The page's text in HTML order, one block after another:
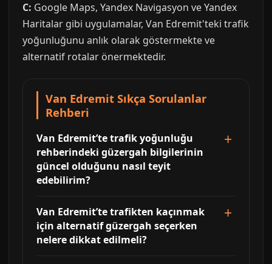
C: Google Maps, Yandex Navigasyon ve Yandex
Haritalar gibi uygulamalar, Van Edremit'teki trafik
yoğunluğunu anlık olarak göstermekte ve
alternatif rotalar önermektedir.
Van Edremit Sıkça Sorulanlar
Rehberi
Van Edremit’te trafik yoğunluğu
rehberindeki güzergah bilgilerinin
güncel olduğunu nasıl teyit
edebilirim?
Van Edremit’te trafikten kaçınmak
için alternatif güzergah seçerken
nelere dikkat edilmeli?